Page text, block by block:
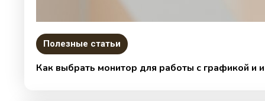
Полезные статьи
Как выбрать монитор для работы с графикой и